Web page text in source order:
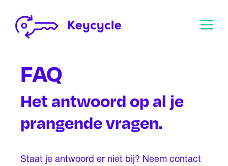
FAQ
Het antwoord op al je
prangende vragen.
Staat je antwoord er niet bij? Neem contact